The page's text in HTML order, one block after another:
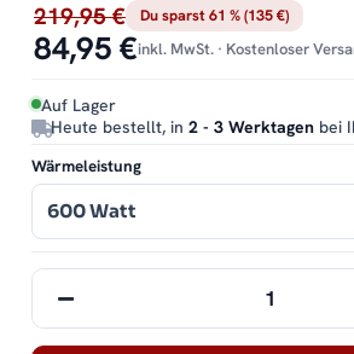
219,95 € Du sparst 61 % (135 €)
84,95 €inkl. MwSt. · Kostenloser
Auf Lager
Heute bestellt, in 2 - 3 Werktagen bei
Wärmeleistung
600 Watt